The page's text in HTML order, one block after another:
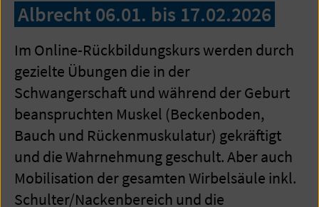
Albrecht 06.01. bis 17.02.2026
Im Online-Rückbildungskurs werden durch
gezielte Übungen die in der
Schwangerschaft und während der Geburt
beanspruchten Muskel (Beckenboden,
Bauch und Rückenmuskulatur) gekräftigt
und die Wahrnehmung geschult. Aber auch
Mobilisation der gesamten Wirbelsäule inkl.
Schulter/Nackenbereich und die